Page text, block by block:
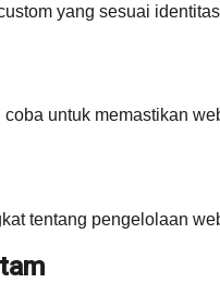
yang sesuai
untuk memastikan
tentang pengelolaan